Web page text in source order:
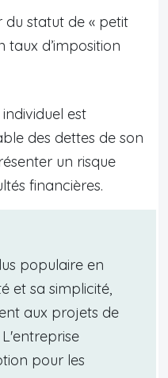
du statut de « petit
taux d’imposition
est
des dettes de son
un risque
financières.
populaire en
et sa simplicité,
aux projets de
pour les